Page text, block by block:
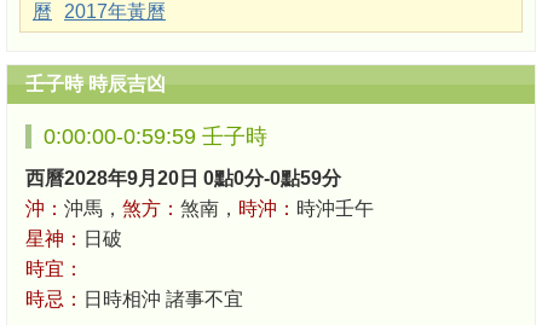
曆
2017年黃曆
壬子時 時辰吉凶
0:00:00-0:59:59 壬子時
西曆2028年9月20日 0點0分-0點59分
沖： 沖馬， 煞方： 煞南， 時沖： 時沖壬午
星神： 日破
時宜：
時忌： 日時相沖 諸事不宜